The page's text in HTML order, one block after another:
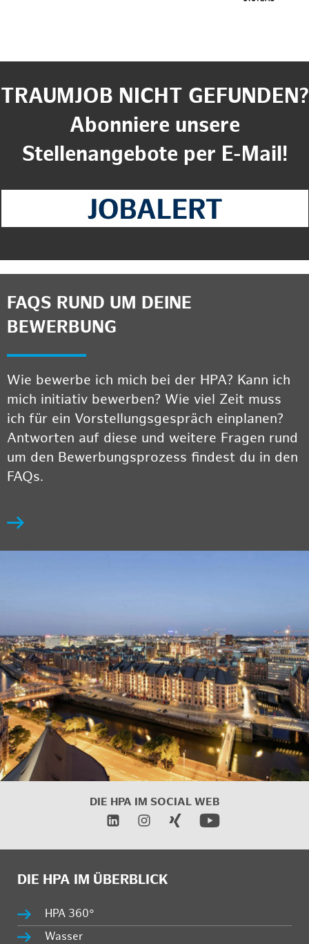
TRAUMJOB NICHT GEFUNDEN?
Abonniere unsere
Stellenangebote per E-Mail!
FAQS RUND UM DEINE
BEWERBUNG
Wie bewerbe ich mich bei der HPA? Kann ich
mich initiativ bewerben? Wie viel Zeit muss
ich für ein Vorstellungsgespräch einplanen?
Antworten auf diese und weitere Fragen rund
um den Bewerbungsprozess findest du in den
FAQs.
DIE HPA IM SOCIAL WEB
DIE HPA IM ÜBERBLICK
HPA 360°
Wasser